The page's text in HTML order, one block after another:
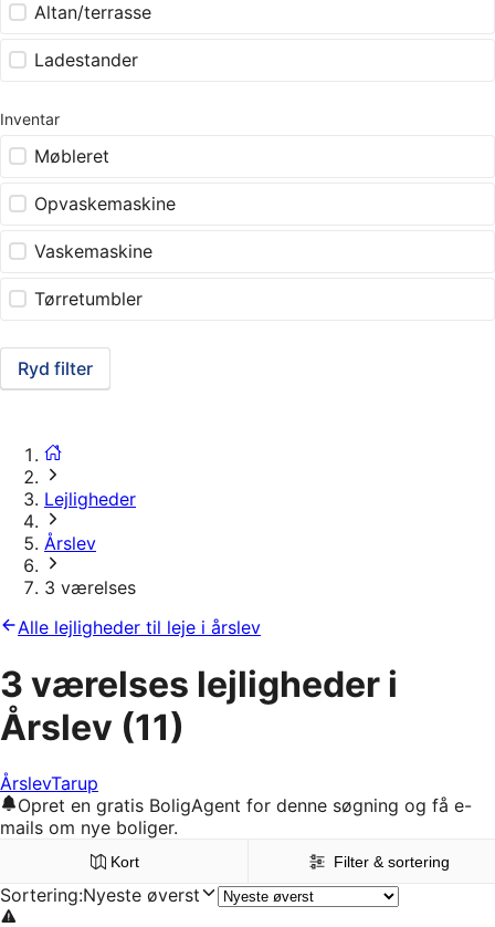
Altan/terrasse
Ladestander
Inventar
Møbleret
Opvaskemaskine
Vaskemaskine
Tørretumbler
Ryd filter
Lejligheder
Årslev
3 værelses
Alle lejligheder til leje i årslev
3 værelses lejligheder i
Årslev (11)
ÅrslevTarup
Opret en gratis BoligAgent for denne søgning og få e-
mails om nye boliger.
Kort Filter & sortering
Sortering:Nyeste øverst